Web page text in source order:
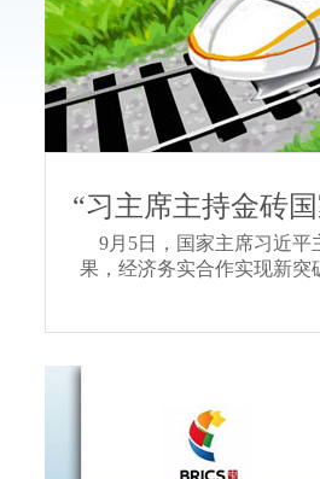
“习主席主持金砖
9月5日，国家主席习近平
果，经济务实合作实现新突